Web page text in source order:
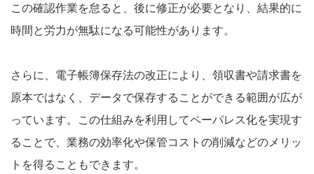
この確認作業を怠ると、後に修正が必要となり、結果的に
時間と労力が無駄になる可能性があります。
さらに、電子帳簿保存法の改正により、領収書や請求書を
原本ではなく、データで保存することができる範囲が広が
っています。この仕組みを利用してペーパレス化を実現す
ることで、業務の効率化や保管コストの削減などのメリッ
トを得ることもできます。